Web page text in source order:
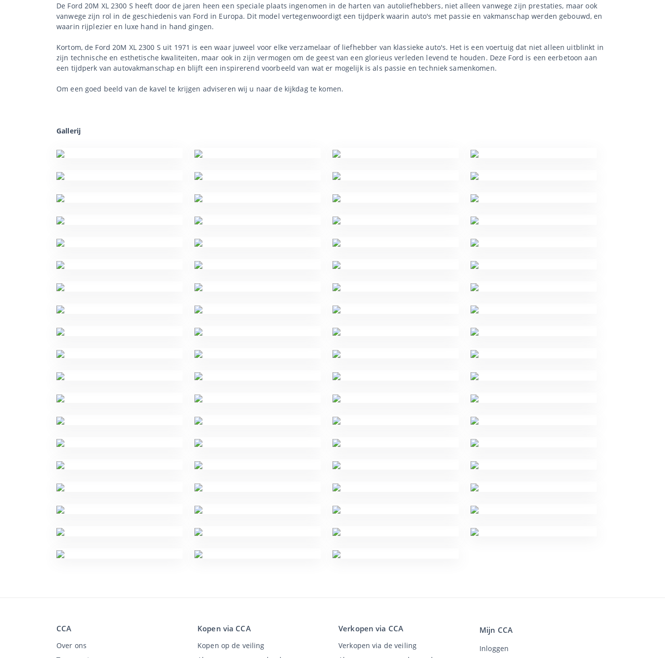
De Ford 20M XL 2300 S heeft door de jaren heen een speciale plaats ingenomen in de harten van autoliefhebbers, niet alleen vanwege zijn prestaties, maar ook
vanwege zijn rol in de geschiedenis van Ford in Europa. Dit model vertegenwoordigt een tijdperk waarin auto's met passie en vakmanschap werden gebouwd, en
waarin rijplezier en luxe hand in hand gingen.
Kortom, de Ford 20M XL 2300 S uit 1971 is een waar juweel voor elke verzamelaar of liefhebber van klassieke auto's. Het is een voertuig dat niet alleen uitblinkt in
zijn technische en esthetische kwaliteiten, maar ook in zijn vermogen om de geest van een glorieus verleden levend te houden. Deze Ford is een eerbetoon aan
een tijdperk van autovakmanschap en blijft een inspirerend voorbeeld van wat er mogelijk is als passie en techniek samenkomen.
Om een goed beeld van de kavel te krijgen adviseren wij u naar de kijkdag te komen.
Gallerij
CCA
Over ons
Kopen via CCA
Kopen op de veiling
Verkopen via CCA
Verkopen via de veiling
Mijn CCA
Inloggen